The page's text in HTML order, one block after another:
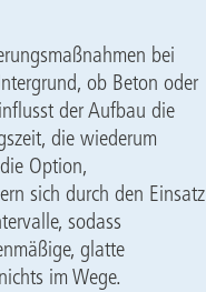
bei
ob Beton oder
der Aufbau die
die wiederum
Option,
sich durch den Einsatz
sodass
glatte
im Wege.